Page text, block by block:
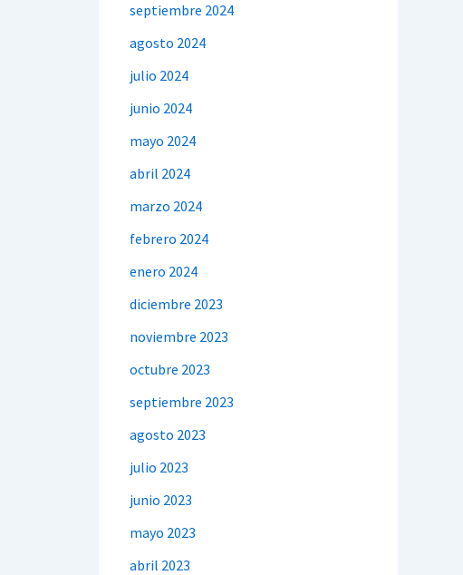
septiembre 2024
agosto 2024
julio 2024
junio 2024
mayo 2024
abril 2024
marzo 2024
febrero 2024
enero 2024
diciembre 2023
noviembre 2023
octubre 2023
septiembre 2023
agosto 2023
julio 2023
junio 2023
mayo 2023
abril 2023